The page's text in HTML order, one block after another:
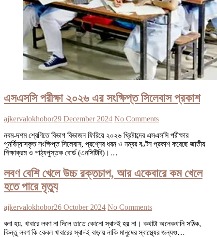
এসএসসি পরীক্ষা ২০২৬ এর সংক্ষিপ্ত সিলেবাস প্রকাশ
ajkervalokhobor29 December 2024 No Comments
নবম-দশম শ্রেণিতে বিভাগ বিভাজন ফিরিয়ে ২০২৬ খ্রিষ্টাব্দের এসএসসি পরীক্ষার
পুনর্বিন্যাসকৃত সংক্ষিপ্ত সিলেবাস, প্রশ্নের ধরন ও নম্বর বণ্টন প্রকাশ করেছে জাতীয়
শিক্ষাক্রম ও পাঠ্যপুস্তক বোর্ড (এনসিটিবি)।…
লবণ বেশি খেলে উচ্চ রক্তচাপ, আর একেবারে কম খেলে
হতে পারে মৃত্যু
ajkervalokhobor26 October 2024 No Comments
বলা হয়, খাবারে লবণ না দিলে তাতে কোনো স্বাদই হয় না। কথাটা অনেকখানি সঠিক,
কিন্তু লবণ কি কেবল খাবারের স্বাদই বাড়ায় নাকি মানুষের স্বাস্থ্যের জন্যও…